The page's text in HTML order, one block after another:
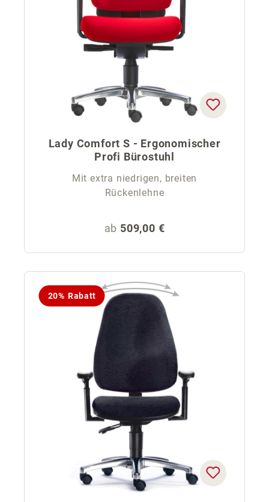
Lady Comfort S - Ergonomischer
Profi Bürostuhl
Mit extra niedrigen, breiten
Rückenlehne
Regulärer Preis:
ab 509,00 €
20% Rabatt